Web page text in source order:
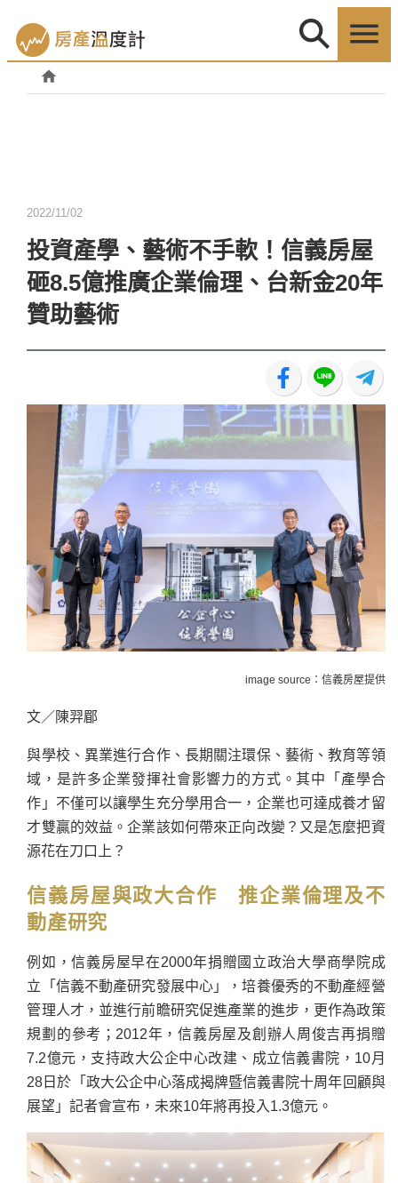
2022/11/02
投資產學、藝術不手軟！信義房屋
砸8.5億推廣企業倫理、台新金20年
贊助藝術
image source：信義房屋提供
文／陳羿郿
與學校、異業進行合作、長期關注環保、藝術、教育等領
域，是許多企業發揮社會影響力的方式。其中「產學合
作」不僅可以讓學生充分學用合一，企業也可達成養才留
才雙贏的效益。企業該如何帶來正向改變？又是怎麼把資
源花在刀口上？
信義房屋與政大合作 推企業倫理及不
動產研究
例如，信義房屋早在2000年捐贈國立政治大學商學院成
立「信義不動產研究發展中心」，培養優秀的不動產經營
管理人才，並進行前瞻研究促進產業的進步，更作為政策
規劃的參考；2012年，信義房屋及創辦人周俊吉再捐贈
7.2億元，支持政大公企中心改建、成立信義書院，10月
28日於「政大公企中心落成揭牌暨信義書院十周年回顧與
展望」記者會宣布，未來10年將再投入1.3億元。